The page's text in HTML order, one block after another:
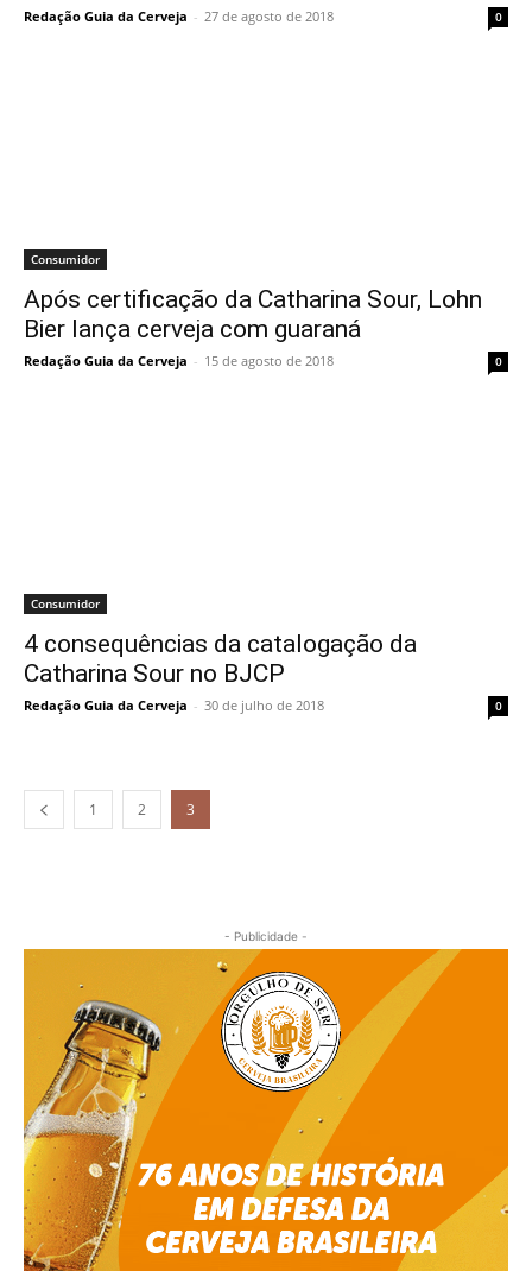
Redação Guia da Cerveja - 27 de agosto de 2018 0
Consumidor
Após certificação da Catharina Sour, Lohn
Bier lança cerveja com guaraná
Redação Guia da Cerveja - 15 de agosto de 2018 0
Consumidor
4 consequências da catalogação da
Catharina Sour no BJCP
Redação Guia da Cerveja - 30 de julho de 2018 0
1 2 3
- Publicidade -